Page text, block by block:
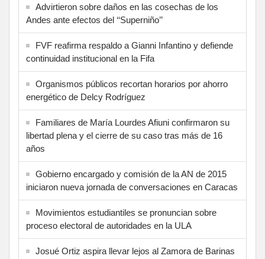
Advirtieron sobre daños en las cosechas de los
Andes ante efectos del ‘‘Superniño’’
FVF reafirma respaldo a Gianni Infantino y defiende
continuidad institucional en la Fifa
Organismos públicos recortan horarios por ahorro
energético de Delcy Rodríguez
Familiares de María Lourdes Afiuni confirmaron su
libertad plena y el cierre de su caso tras más de 16
años
Gobierno encargado y comisión de la AN de 2015
iniciaron nueva jornada de conversaciones en Caracas
Movimientos estudiantiles se pronuncian sobre
proceso electoral de autoridades en la ULA
Josué Ortiz aspira llevar lejos al Zamora de Barinas